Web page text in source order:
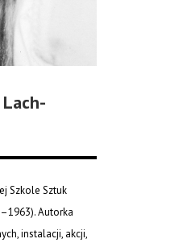
Szkole Sztuk
Autorka
instalacji, akcji,